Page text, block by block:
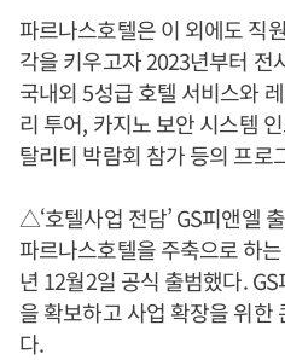
파르나스호텔은 이 외에도 직
각을 키우고자 2023년부터 전
국내외 5성급 호텔 서비스와
리 투어, 카지노 보안 시스템
탈리티 박람회 참가 등의 프로
△‘호텔사업 전담’ GS피앤엘
파르나스호텔을 주축으로 하
년 12월2일 공식 출범했다.
을 확보하고 사업 확장을 위한
다.